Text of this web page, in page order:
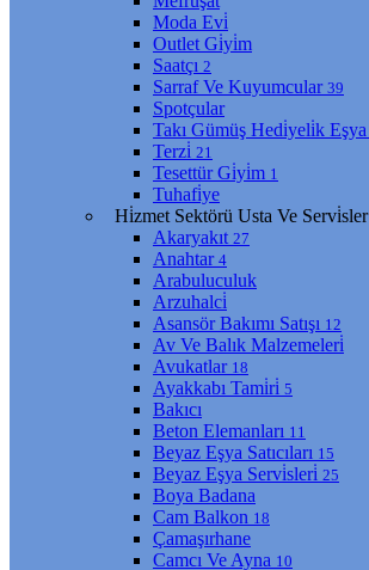
Moda Evi̇
Outlet Gi̇yi̇m
Saatçı 2
Sarraf Ve Kuyumcular 39
Spotçular
Takı Gümüş Hedi̇yeli̇k Eşya
Terzi̇ 21
Tesettür Gi̇yi̇m 1
Tuhafi̇ye
Hi̇zmet Sektörü Usta Ve Servi̇sler
Akaryakıt 27
Anahtar 4
Arabuluculuk
Arzuhalci̇
Asansör Bakımı Satışı 12
Av Ve Balık Malzemeleri̇
Avukatlar 18
Ayakkabı Tami̇ri̇ 5
Bakıcı
Beton Elemanları 11
Beyaz Eşya Satıcıları 15
Beyaz Eşya Servi̇sleri̇ 25
Boya Badana
Cam Balkon 18
Çamaşırhane
Camcı Ve Ayna 10